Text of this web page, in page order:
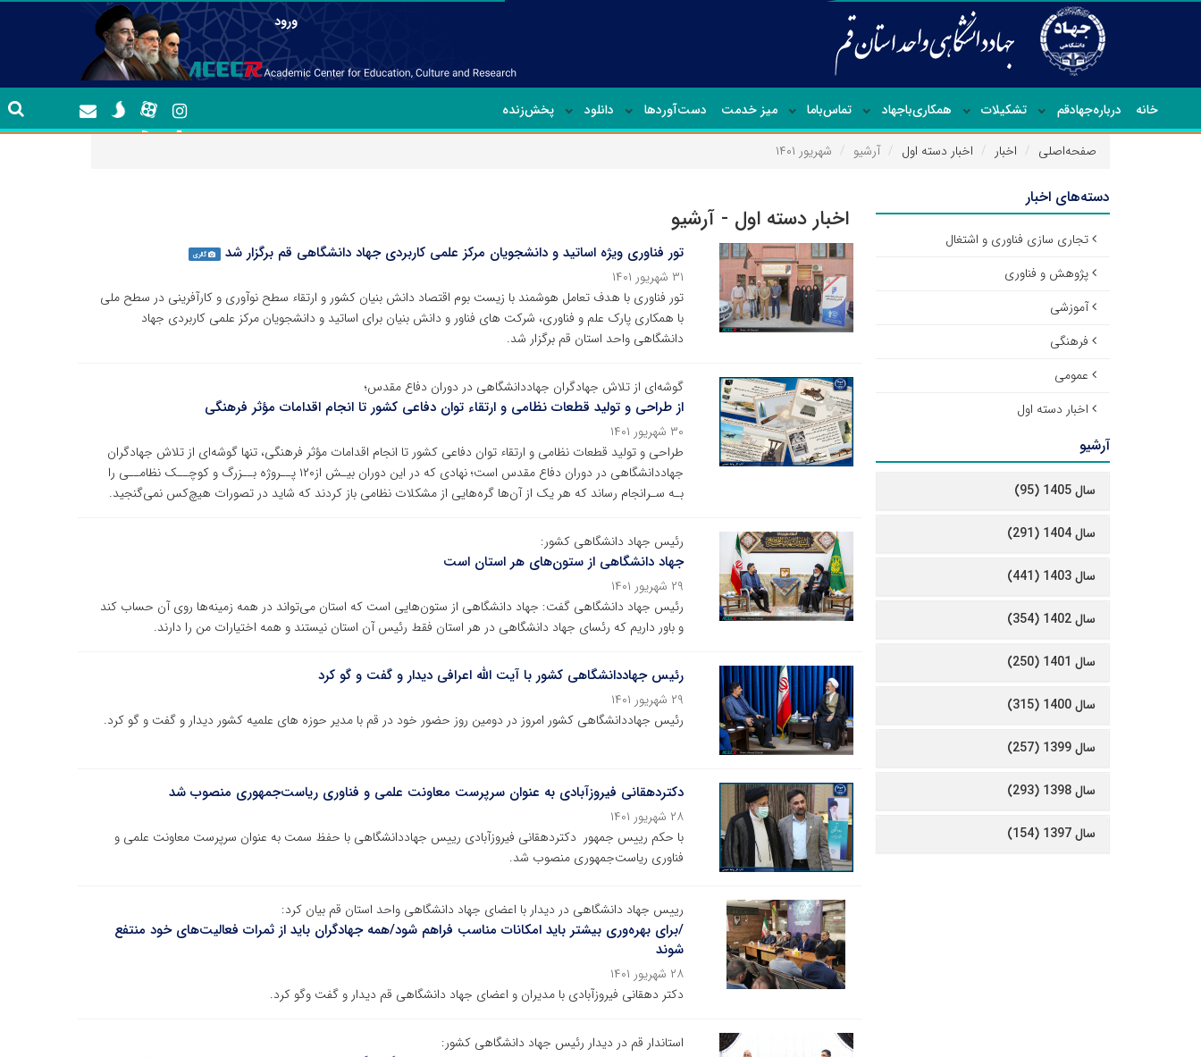
ورود
خانه درباره‌جهاد‌قم تشکیلات همکاری‌باجهاد تماس‌با‌ما میز خدمت دست‌آوردها دانلود پخش‌زنده
صفحه‌اصلی اخبار اخبار دسته اول آرشیو شهریور ۱۴۰۱
اخبار دسته اول - آرشیو
تور فناوری ویژه اساتید و دانشجویان مرکز علمی کاربردی جهاد دانشگاهی قم برگزار شد گالری
۳۱ شهریور ۱۴۰۱
تور فناوری با هدف تعامل هوشمند با زیست بوم اقتصاد دانش بنیان کشور و ارتقاء سطح نوآوری و کارآفرینی در سطح ملی
با همکاری پارک علم و فناوری، شرکت های فناور و دانش بنیان برای اساتید و دانشجویان مرکز علمی کاربردی جهاد
دانشگاهی واحد استان قم برگزار شد.
گوشه‌ای از تلاش جهادگران جهاددانشگاهی در دوران دفاع مقدس؛
از طراحی و تولید قطعات نظامی و ارتقاء توان دفاعی کشور تا انجام اقدامات مؤثر فرهنگی
۳۰ شهریور ۱۴۰۱
طراحی و تولید قطعات نظامی و ارتقاء توان دفاعی کشور تا انجام اقدامات مؤثر فرهنگی، تنها گوشه‌ای از تلاش جهادگران
جهاددانشگاهی در دوران دفاع مقدس است؛ نهادی که در این دوران بیـش از۱۲۰ پــروژه بــزرگ و کوچــک نظامــی را
بـه سـرانجام ‌رساند که هر یک از آن‌ها گره‌هایی از مشکلات نظامی باز کردند که شاید در تصورات هیچ‌کس نمی‌گنجید.
رئیس جهاد دانشگاهی کشور:
جهاد دانشگاهی از ستون‌های هر استان است
۲۹ شهریور ۱۴۰۱
رئیس جهاد دانشگاهی گفت: جهاد دانشگاهی از ستون‌هایی است که استان می‌تواند در همه زمینه‌ها روی آن حساب کند
و باور داریم که رئسای جهاد دانشگاهی در هر استان فقط رئیس آن استان نیستند و همه اختیارات من را دارند.
رئیس جهاددانشگاهی کشور با آیت الله اعرافی دیدار و گفت و گو کرد
۲۹ شهریور ۱۴۰۱
رئیس جهاددانشگاهی کشور امروز در دومین روز حضور خود در قم با مدیر حوزه های علمیه کشور دیدار و گفت و گو کرد.
دکتردهقانی فیروزآبادی به عنوان سرپرست معاونت علمی و فناوری ریاست‌جمهوری منصوب شد
۲۸ شهریور ۱۴۰۱
با حکم رییس جمهور ‏ دکتردهقانی فیروزآبادی رییس جهاددانشگاهی با حفظ سمت به عنوان سرپرست معاونت علمی و
فناوری ریاست‌جمهوری منصوب شد.
رییس جهاد دانشگاهی در دیدار با اعضای جهاد دانشگاهی واحد استان قم بیان کرد:
/برای بهره‌وری بیشتر باید امکانات مناسب فراهم شود/همه جهادگران باید از ثمرات فعالیت‌های خود منتفع
شوند
۲۸ شهریور ۱۴۰۱
دکتر دهقانی فیروزآبادی با مدیران و اعضای جهاد دانشگاهی قم دیدار و گفت وگو کرد.
استاندار قم در دیدار رئیس جهاد دانشگاهی کشور:
دسته‌های اخبار
تجاری سازی فناوری و اشتغال
پژوهش و فناوری
آموزشی
فرهنگی
عمومی
اخبار دسته اول
آرشیو
سال 1405 (95)
سال 1404 (291)
سال 1403 (441)
سال 1402 (354)
سال 1401 (250)
سال 1400 (315)
سال 1399 (257)
سال 1398 (293)
سال 1397 (154)